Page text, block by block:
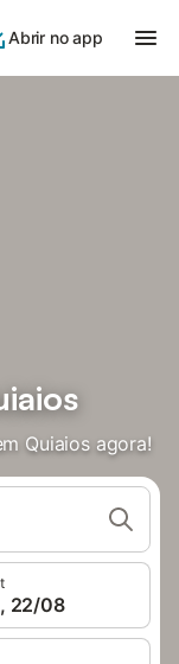
Abrir no app
Quiaios agora!
22/08